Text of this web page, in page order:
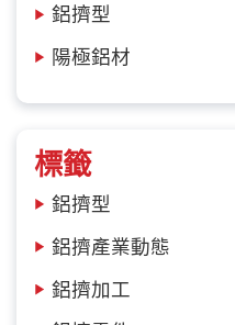
鋁擠型
陽極鋁材
標籤
鋁擠型
鋁擠產業動態
鋁擠加工